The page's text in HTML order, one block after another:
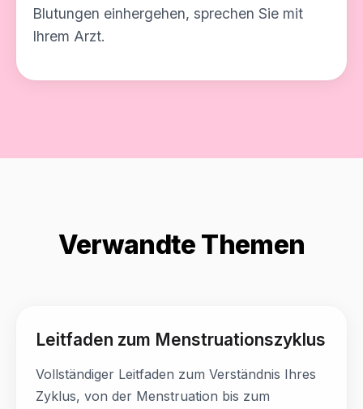
Blutungen einhergehen, sprechen Sie mit
Ihrem Arzt.
Verwandte Themen
Leitfaden zum Menstruationszyklus
Vollständiger Leitfaden zum Verständnis Ihres
Zyklus, von der Menstruation bis zum